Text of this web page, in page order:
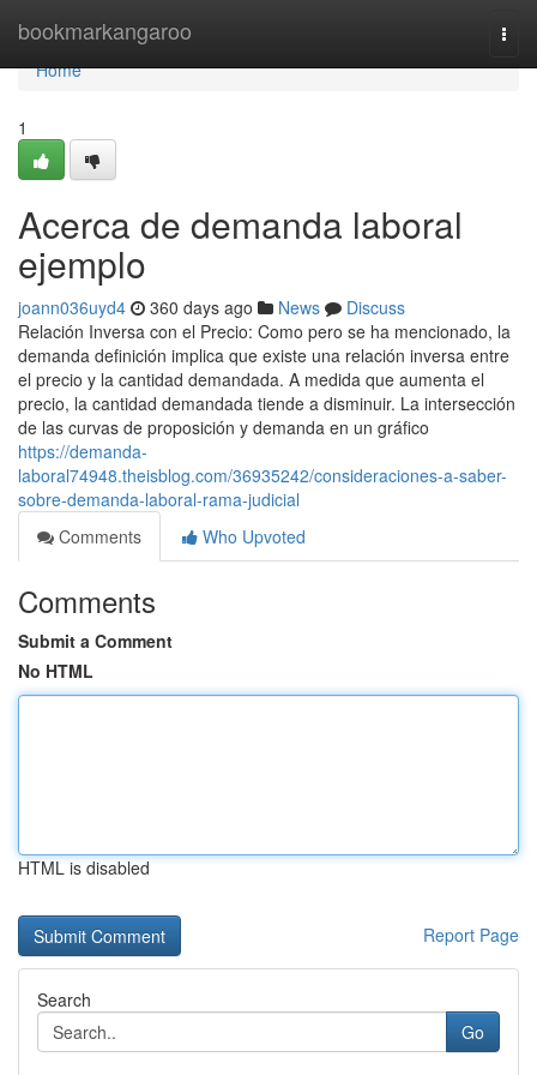
bookmarkangaroo
Home
Home
1
Acerca de demanda laboral
ejemplo
joann036uyd4 360 days ago News
Discuss
Relación Inversa con el Precio: Como pero se ha mencionado, la
demanda definición implica que existe una relación inversa entre
el precio y la cantidad demandada. A medida que aumenta el
precio, la cantidad demandada tiende a disminuir. La intersección
de las curvas de proposición y demanda en un gráfico
https://demanda-
laboral74948.theisblog.com/36935242/consideraciones-a-saber-
sobre-demanda-laboral-rama-judicial
Comments
Who Upvoted
Comments
Submit a Comment
No HTML
HTML is disabled
Report Page
Search
Go